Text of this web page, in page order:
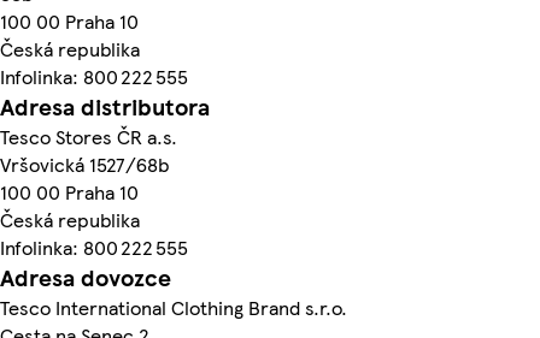
100 00 Praha 10
Česká republika
Infolinka: 800 222 555
Adresa distributora
Tesco Stores ČR a.s.
Vršovická 1527/68b
100 00 Praha 10
Česká republika
Infolinka: 800 222 555
Adresa dovozce
Tesco International Clothing Brand s.r.o.